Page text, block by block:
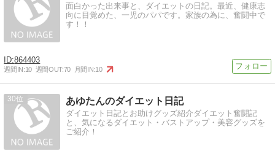
面白かった出来事と、ダイエットの日記。最近、健康志
向に目覚めた、一児のパパです。家族の為に、奮闘中で
す！！
864403
週間IN:10 週間OUT:70 月間IN:10
30 あゆたんのダイエット日記
ダイエット日記とお助けグッズ紹介ダイエット奮闘記
と、気になるダイエット・バストアップ・美容グッズを
ご紹介！